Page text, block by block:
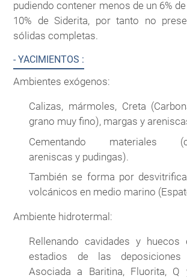
pudiendo contener menos de un 6%
10% de Siderita, por tanto no
sólidas completas.
- YACIMIENTOS :
Ambientes exógenos:
Calizas, mármoles, Creta
grano muy fino), margas y
Cementando materiales
areniscas y pudingas).
También se forma por
volcánicos en medio marino
Ambiente hidrotermal:
Rellenando cavidades y
estadios de las deposiciones
Asociada a Baritina, Fluorita,